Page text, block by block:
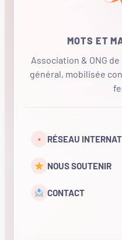
MOTS ET
Association & ONG
général, mobilisée
• RÉSEAU
NOUS SOUTENIR
CONTACT